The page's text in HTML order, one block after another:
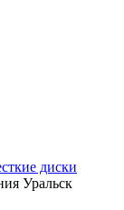
диски
Уральск